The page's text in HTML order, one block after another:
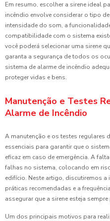
Em resumo, escolher a sirene ideal
incêndio envolve considerar o tipo
intensidade do som, a
compatibilidade com o sistema
você poderá selecionar uma sirene
garanta a segurança de todos os
sistema de alarme de incêndio
proteger vidas e bens.
Manutenção e Testes
Alarme de Incêndio
A manutenção e os testes regulares
essenciais para garantir que o
eficaz em caso de emergência. A
falhas no sistema, colocando em
edifício. Neste artigo, discutiremos
práticas recomendadas e a
assegurar que a sirene esteja
Um dos principais motivos para